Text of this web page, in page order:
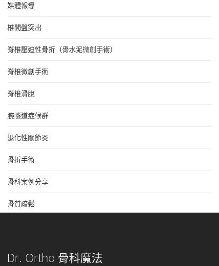
媒體報導
椎間盤突出
脊椎壓迫性骨折（骨水泥微創手術）
脊椎微創手術
脊椎滑脫
腕隧道症候群
退化性關節炎
骨折手術
骨科案例分享
骨質疏鬆
Dr. Ortho 骨科魔法